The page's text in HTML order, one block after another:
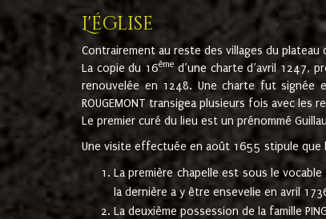
L'église
Contrairement au reste des villages du
La copie du 16ème d’une charte d’avril 1247,
renouvelée en 1248. Une charte fut signée
ROUGEMONT transigea plusieurs fois avec
Le premier curé du lieu est un prénommé
Une visite effectuée en août 1655 stipule que
La première chapelle est sous le vocable
la dernière a y être ensevelie en avril
La deuxième possession de la famille